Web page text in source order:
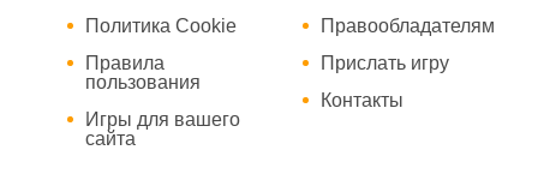
Политика Cookie
Правила
пользования
Игры для вашего
сайта
Правообладателям
Прислать игру
Контакты